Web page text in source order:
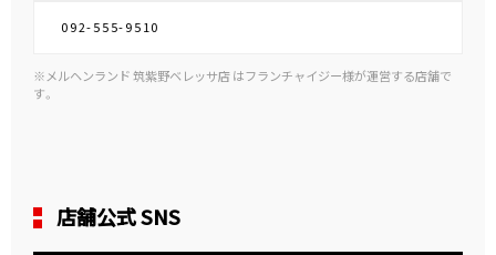
092-555-9510
※メルヘンランド 筑紫野ベレッサ店 はフランチャイジー様が運営する店舗で
す。
店舗公式 SNS